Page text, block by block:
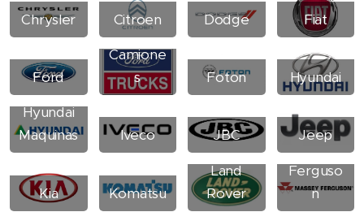
Chrysler Citroen Dodge Fiat
Ford
Ford
Camione
s
Foton
Hyundai
Hyundai
Maquinas
Iveco JBC Jeep
Kia Komatsu
Land
Rover
Massey
Ferguso
n
Mercede